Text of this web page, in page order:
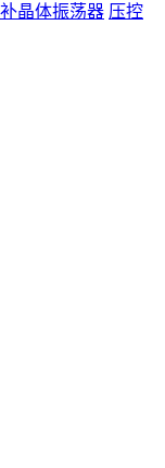
晶体振荡器 压控